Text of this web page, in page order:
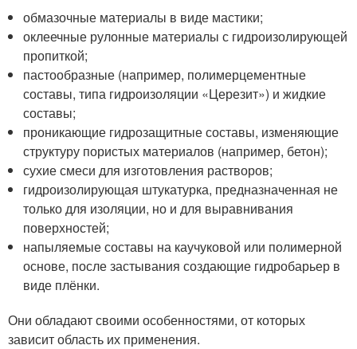
обмазочные материалы в виде мастики;
оклеечные рулонные материалы с гидроизолирующей
пропиткой;
пастообразные (например, полимерцементные
составы, типа гидроизоляции «Церезит») и жидкие
составы;
проникающие гидрозащитные составы, изменяющие
структуру пористых материалов (например, бетон);
сухие смеси для изготовления растворов;
гидроизолирующая штукатурка, предназначенная не
только для изоляции, но и для выравнивания
поверхностей;
напыляемые составы на каучуковой или полимерной
основе, после застывания создающие гидробарьер в
виде плёнки.
Они обладают своими особенностями, от которых
зависит область их применения.